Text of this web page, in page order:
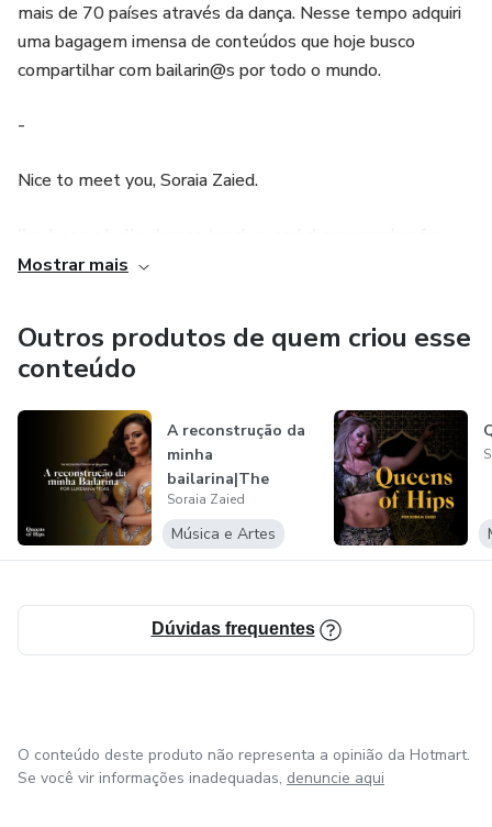
mais de 70 países através da dança. Nesse tempo adquiri
uma bagagem imensa de conteúdos que hoje busco
compartilhar com bailarin@s por todo o mundo.
-
Nice to meet you, Soraia Zaied.
over twenty years, and throughout this journey, I've already
that I now seek to share with dancers all over the world.
Mostrar mais
Outros produtos de quem criou esse
conteúdo
A reconstrução da
minha
bailarina|The
reconstruction of
my d...
Soraia Zaied
Música e Artes
Dúvidas frequentes
O conteúdo deste produto não representa a opinião da Hotmart.
Se você vir informações inadequadas, denuncie aqui